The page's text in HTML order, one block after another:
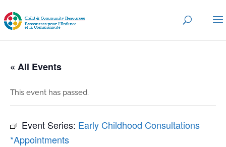
« All Events
This event has passed.
Event Series: Early Childhood Consultations
*Appointments